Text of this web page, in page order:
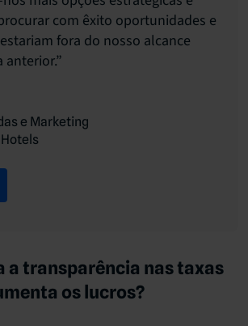
com êxito oportunidades e
fora do nosso alcance
anterior.”
e Marketing
a transparência nas taxas
os lucros?